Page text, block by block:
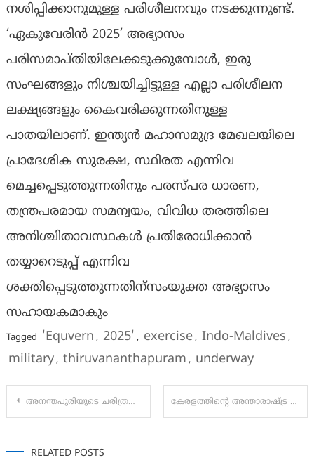
നശിപ്പിക്കാനുമുള്ള പരിശീലനവും നടക്കുന്നുണ്ട്.
‘ഏകുവേരിൻ 2025’ അഭ്യാസം
പരിസമാപ്തിയിലേക്കടുക്കുമ്പോൾ, ഇരു
സംഘങ്ങളും നിശ്ചയിച്ചിട്ടുള്ള എല്ലാ പരിശീലന
ലക്ഷ്യങ്ങളും കൈവരിക്കുന്നതിനുള്ള
പാതയിലാണ്. ഇന്ത്യൻ മഹാസമുദ്ര മേഖലയിലെ
പ്രാദേശിക സുരക്ഷ, സ്ഥിരത എന്നിവ
മെച്ചപ്പെടുത്തുന്നതിനും പരസ്പര ധാരണ,
തന്ത്രപരമായ സമന്വയം, വിവിധ തരത്തിലെ
അനിശ്ചിതാവസ്ഥകൾ പ്രതിരോധിക്കാൻ
തയ്യാറെടുപ്പ് എന്നിവ
ശക്തിപ്പെടുത്തുന്നതിന്സംയുക്ത അഭ്യാസം
സഹായകമാകും
Tagged 'Equvern , 2025' , exercise, Indo-Maldives ,
military, thiruvananthapuram , underway
Post
അനന്തപുരിയുടെ ചരിത്രത്തിൽ ആദ്യമായി, 12 ദിവസം ക്രിസ്തുമസും പുതുവത്സരവും ആഘോഷമാക്കാൻ പാളയം എൽ.എം.എസ് ക്യാമ്പസ് വേദിയാകുന്നു. കേരളത്തിന്റെ അന്താരാഷ്ട്ര തിരയുത്സവത്തിന് പ്രൗഢ തുടക്കം
RELATED POSTS